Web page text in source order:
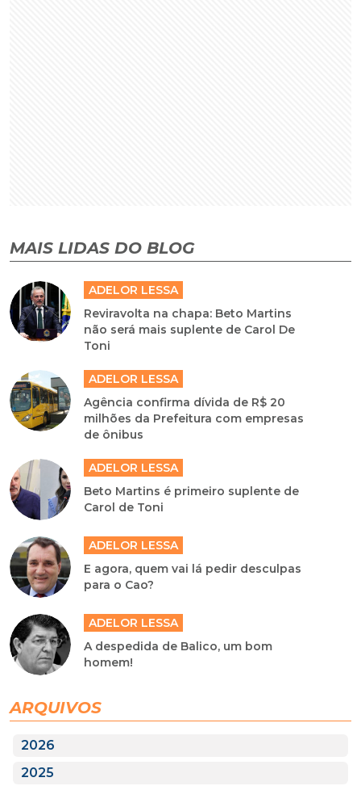
MAIS LIDAS DO BLOG
ADELOR LESSA
Reviravolta na chapa: Beto Martins
não será mais suplente de Carol De
Toni
ADELOR LESSA
Agência confirma dívida de R$ 20
milhões da Prefeitura com empresas
de ônibus
ADELOR LESSA
Beto Martins é primeiro suplente de
Carol de Toni
ADELOR LESSA
E agora, quem vai lá pedir desculpas
para o Cao?
ADELOR LESSA
A despedida de Balico, um bom
homem!
ARQUIVOS
2026
2025